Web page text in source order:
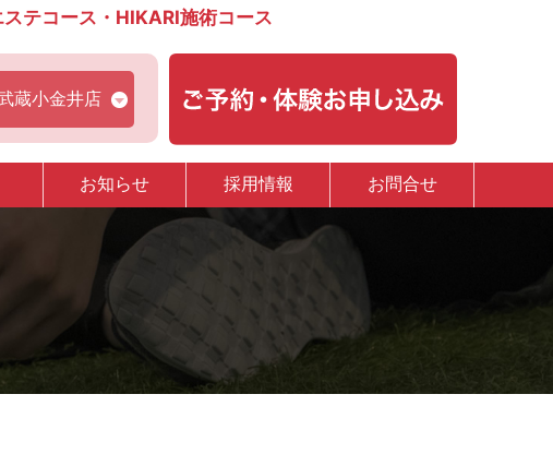
テコース・HIKARI施術コース
蔵小金井店
お知らせ 採用情報 お問合せ